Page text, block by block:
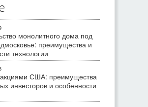
монолитного дома под
преимущества и
технологии
акциями США: преимущества
инвесторов и особенности